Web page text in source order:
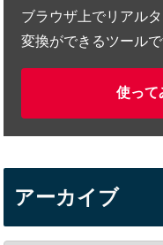
ブラウザ上でリアル
変換ができるツールで
使って
アーカイブ